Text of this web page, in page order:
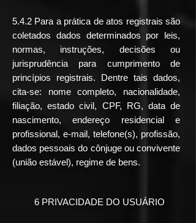
5.4.2 Para a prática de atos registrais são
coletados dados determinados por leis,
normas, instruções, decisões ou
jurisprudência para cumprimento de
princípios registrais. Dentre tais dados,
cita-se: nome completo, nacionalidade,
filiação, estado civil, CPF, RG, data de
nascimento, endereço residencial e
profissional, e-mail, telefone(s), profissão,
dados pessoais do cônjuge ou convivente
(união estável), regime de bens.
6 PRIVACIDADE DO USUÁRIO